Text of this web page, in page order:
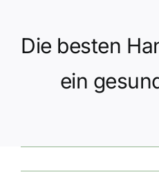
Datenschutz
Die besten
ein